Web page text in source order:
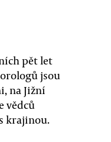
pět let
jsou
na Jižní
vědců
krajinou.